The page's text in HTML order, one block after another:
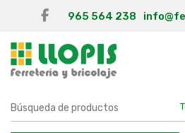
965 564 238